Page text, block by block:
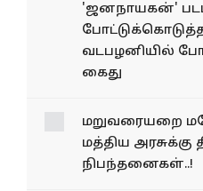
'ஜனநாயகன்' படம்
போட்டுக்கொடுத்த
வடபழனியில்
கைது
மறுவரையறை
மத்திய அரசுக்கு
நிபந்தனைகள்..!